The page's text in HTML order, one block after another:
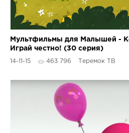
Мультфильмы для Малышей -
Играй честно! (30 серия)
14-11-15 463 796 Теремок ТВ